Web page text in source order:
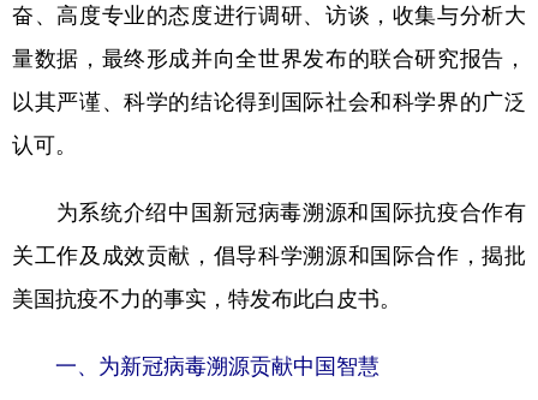
奋、高度专业的态度进行调研、访谈，收集与分析大
量数据，最终形成并向全世界发布的联合研究报告，
以其严谨、科学的结论得到国际社会和科学界的广泛
认可。
为系统介绍中国新冠病毒溯源和国际抗疫合作有
关工作及成效贡献，倡导科学溯源和国际合作，揭批
美国抗疫不力的事实，特发布此白皮书。
一、为新冠病毒溯源贡献中国智慧